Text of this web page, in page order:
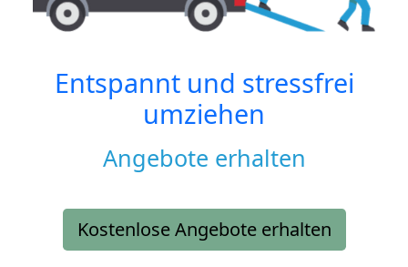
Entspannt und stressfrei
umziehen
Angebote erhalten
Kostenlose Angebote erhalten